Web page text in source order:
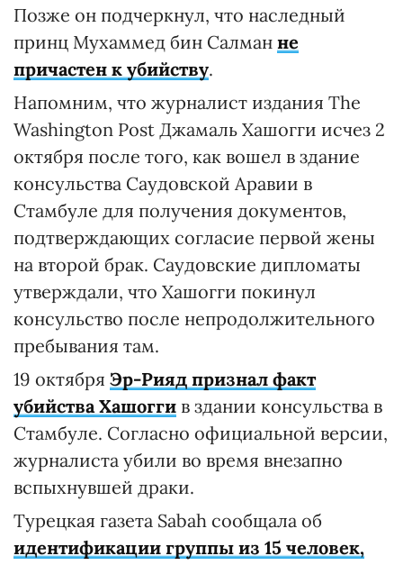
Позже он подчеркнул, что наследный
принц Мухаммед бин Салман не
причастен к убийству.
Напомним, что журналист издания The
Washington Post Джамаль Хашогги исчез 2
октября после того, как вошел в здание
консульства Саудовской Аравии в
Стамбуле для получения документов,
подтверждающих согласие первой жены
на второй брак. Саудовские дипломаты
утверждали, что Хашогги покинул
консульство после непродолжительного
пребывания там.
19 октября Эр-Рияд признал факт
убийства Хашогги в здании консульства в
Стамбуле. Согласно официальной версии,
журналиста убили во время внезапно
вспыхнувшей драки.
Турецкая газета Sabah сообщала об
идентификации группы из 15 человек,